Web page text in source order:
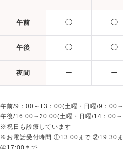
午前 ◯ ◯
午後 ◯ ◯
夜間 ー ー
午前/9：00～13：00(土曜・日曜/9：00
午後/16:00～20:00(土曜・日曜/14：00
※祝日も診療しています
※お電話受付時間 ①13:00まで ②19:30